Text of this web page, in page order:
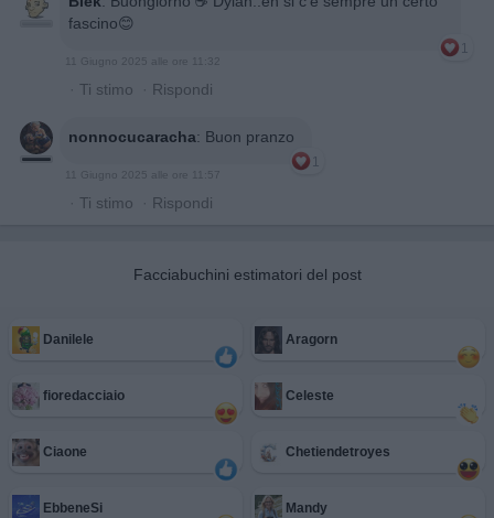
fascino😊
1
11 Giugno 2025 alle ore 11:32
· Ti stimo · Rispondi
nonnocucaracha: Buon pranzo
1
11 Giugno 2025 alle ore 11:57
· Ti stimo · Rispondi
Facciabuchini estimatori del post
Danilele Aragorn
fioredacciaio Celeste
Ciaone Chetiendetroyes
EbbeneSi Mandy